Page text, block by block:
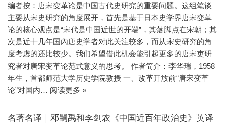
编者按：唐宋变革论是中国古代史研究的重要问题。这组笔谈
主要从宋史研究的角度展开，首先是基于日本史学界唐宋变革
论的核心观点是“宋代是中国近世的开端”，其落脚点在宋朝；其
次是近十几年国內唐史学者对此关注较多，而从宋史研究的角
度考虑的还比较少。我们希望借此机会能引起更多的唐宋吏研
究者对唐宋变革论范式意义的思考。 作者简介：李华瑞，1958
年生，首都师范大学历史学院教授 一、改革开放前“唐宋变革
论”对国内… 阅读更多 »
名著名译｜邓嗣禹和李剑农《中国近百年政治史》英译